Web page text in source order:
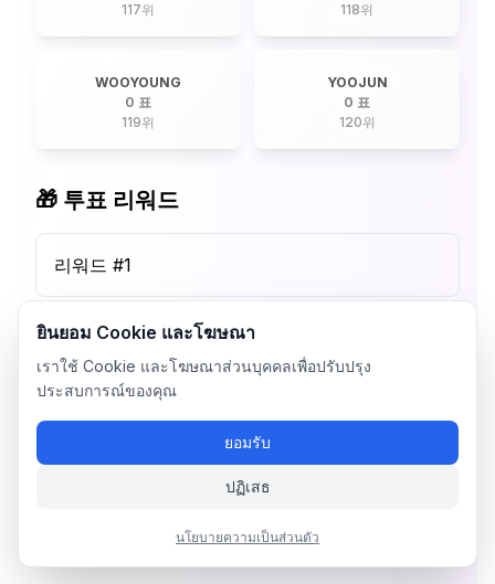
117위
118위
WOOYOUNG
0 표
119위
YOOJUN
0 표
120위
🎁 투표 리워드
리워드 #1
ยินยอม Cookie และโฆษณา
เราใช้ Cookie และโฆษณาส่วนบุคคลเพื่อปรับปรุง
ประสบการณ์ของคุณ
ยอมรับ
ปฏิเสธ
นโยบายความเป็นส่วนตัว